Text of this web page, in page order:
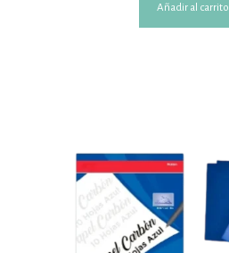
Añadir al carrito